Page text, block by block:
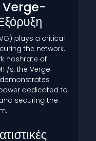
Verge-
plays a critical
the network.
hashrate of
s, the Verge-
demonstrates
dedicated to
securing the